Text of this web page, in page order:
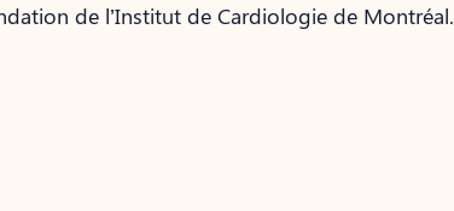
de l’Institut de Cardiologie de Montréal.